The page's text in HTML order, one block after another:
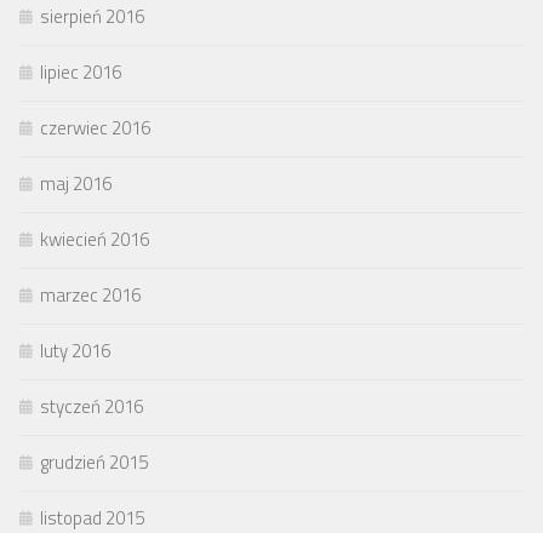
sierpień 2016
lipiec 2016
czerwiec 2016
maj 2016
kwiecień 2016
marzec 2016
luty 2016
styczeń 2016
grudzień 2015
listopad 2015